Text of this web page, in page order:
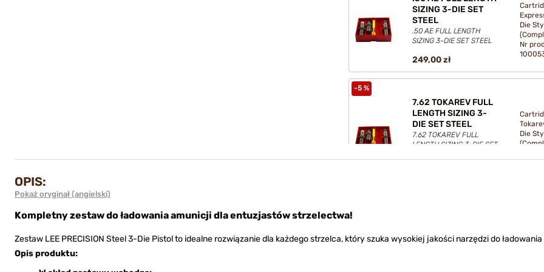
SIZING 3-DIE SET
STEEL
.50 AE FULL LENGTH
SIZING 3-DIE SET STEEL
249,00 zł
Die
Nr
-5 %
7.62 TOKAREV FULL
LENGTH SIZING 3-
DIE SET STEEL
7.62 TOKAREV FULL
LENGTH SIZING 3-DIE SET
Die
STEEL
Die
OPIS:
Pokaż oryginał (angielski)
Kompletny zestaw do ładowania amunicji dla entuzjastów strzelectwa!
Zestaw LEE PRECISION Steel 3-Die Pistol to idealne rozwiązanie dla każdego strzelca, który szuka wysokiej jakości narzędzi do
Opis produktu: